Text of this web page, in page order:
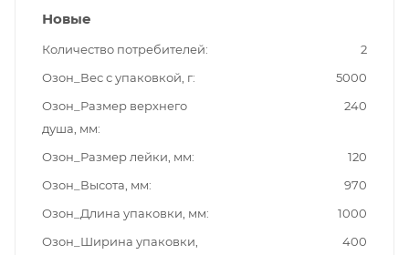
Новые
Количество потребителей
2
Озон_Вес с упаковкой, г
5000
Озон_Размер верхнего
душа, мм
240
Озон_Размер лейки, мм
120
Озон_Высота, мм
970
Озон_Длина упаковки, мм
1000
Озон_Ширина упаковки,
400